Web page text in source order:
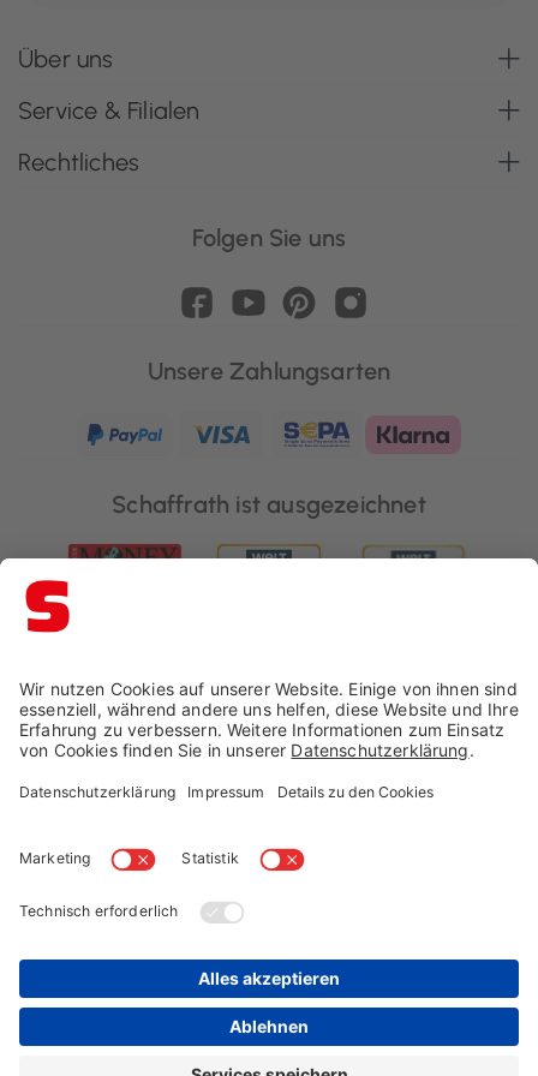
Über uns
Service & Filialen
Rechtliches
Folgen Sie uns
Unsere Zahlungsarten
Schaffrath ist ausgezeichnet
Impressum → Datenschutz →
AGB →
Cookie-Einstellungen
Widerruf →